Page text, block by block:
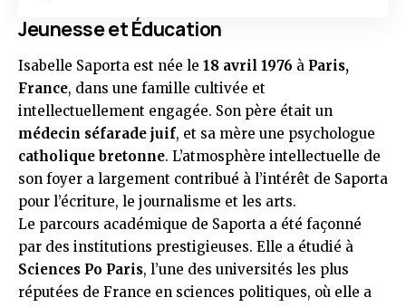
Jeunesse et Éducation
Isabelle Saporta est née le 18 avril 1976 à Paris,
France, dans une famille cultivée et
intellectuellement engagée. Son père était un
médecin séfarade juif, et sa mère une psychologue
catholique bretonne. L’atmosphère intellectuelle de
son foyer a largement contribué à l’intérêt de Saporta
pour l’écriture, le journalisme et les arts.
Le parcours académique de Saporta a été façonné
par des institutions prestigieuses. Elle a étudié à
Sciences Po Paris, l’une des universités les plus
réputées de France en sciences politiques, où elle a